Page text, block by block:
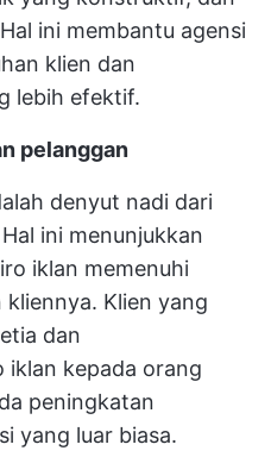
ini membantu agensi
klien dan
lebih efektif.
pelanggan
denyut nadi dari
ini menunjukkan
iklan memenuhi
Klien yang
dan
iklan kepada orang
peningkatan
yang luar biasa.